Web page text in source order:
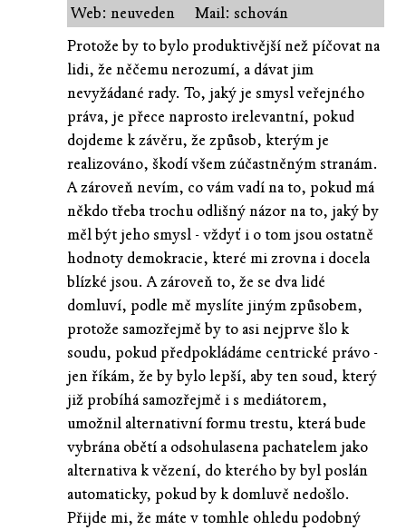
Web: neuveden
Mail: schován
Protože by to bylo produktivější než píčovat na
lidi, že něčemu nerozumí, a dávat jim
nevyžádané rady. To, jaký je smysl veřejného
práva, je přece naprosto irelevantní, pokud
dojdeme k závěru, že způsob, kterým je
realizováno, škodí všem zúčastněným stranám.
A zároveň nevím, co vám vadí na to, pokud má
někdo třeba trochu odlišný názor na to, jaký by
měl být jeho smysl - vždyť i o tom jsou ostatně
hodnoty demokracie, které mi zrovna i docela
blízké jsou. A zároveň to, že se dva lidé
domluví, podle mě myslíte jiným způsobem,
protože samozřejmě by to asi nejprve šlo k
soudu, pokud předpokládáme centrické právo -
jen říkám, že by bylo lepší, aby ten soud, který
již probíhá samozřejmě i s mediátorem,
umožnil alternativní formu trestu, která bude
vybrána obětí a odsohulasena pachatelem jako
alternativa k vězení, do kterého by byl poslán
automaticky, pokud by k domluvě nedošlo.
Přijde mi, že máte v tomhle ohledu podobný